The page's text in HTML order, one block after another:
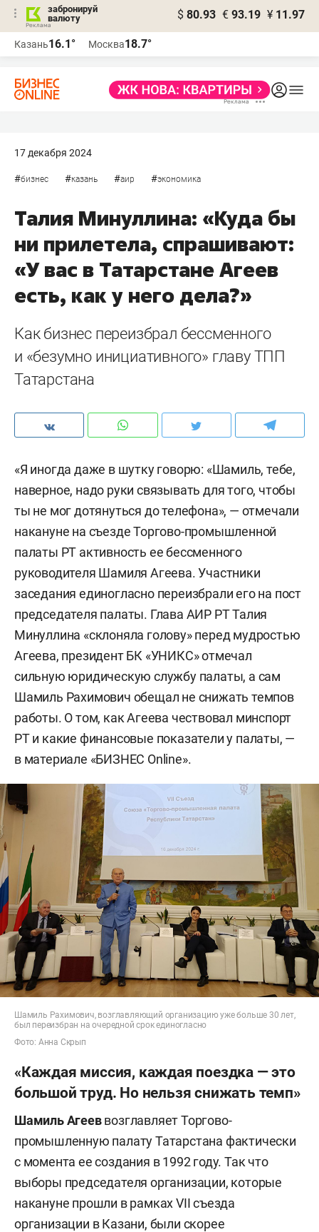
забронируй
валюту
$ 80.93 € 93.19 ¥ 11.97
Казань16.1° Москва18.7°
17 декабря 2024
#бизнес #казань #аир #экономика
Талия Минуллина: «Куда бы
ни прилетела, спрашивают:
«У вас в Татарстане Агеев
есть, как у него дела?»
Как бизнес переизбрал бессменного
и «безумно инициативного» главу ТПП
Татарстана
«Я иногда даже в шутку говорю: «Шамиль, тебе,
наверное, надо руки связывать для того, чтобы
ты не мог дотянуться до телефона», — отмечали
накануне на съезде Торгово-промышленной
палаты РТ активность ее бессменного
руководителя Шамиля Агеева. Участники
заседания единогласно переизбрали его на пост
председателя палаты. Глава АИР РТ Талия
Минуллина «склоняла голову» перед мудростью
Агеева, президент БК «УНИКС» отмечал
сильную юридическую службу палаты, а сам
Шамиль Рахимович обещал не снижать темпов
работы. О том, как Агеева чествовал минспорт
РТ и какие финансовые показатели у палаты, —
в материале «БИЗНЕС Online».
Шамиль Рахимович, возглавляющий организацию уже больше 30 лет,
был переизбран на очередной срок единогласно
Фото: Анна Скрып
«Каждая миссия, каждая поездка — это
большой труд. Но нельзя снижать темп»
Шамиль Агееввозглавляет Торгово-
промышленную палату Татарстана фактически
с момента ее создания в 1992 году. Так что
выборы председателя организации, которые
накануне прошли в рамках VII съезда
организации в Казани, были скорее